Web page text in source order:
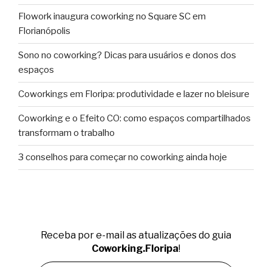
Flowork inaugura coworking no Square SC em
Florianópolis
Sono no coworking? Dicas para usuários e donos dos
espaços
Coworkings em Floripa: produtividade e lazer no bleisure
Coworking e o Efeito CO: como espaços compartilhados
transformam o trabalho
3 conselhos para começar no coworking ainda hoje
Receba por e-mail as atualizações do guia
Coworking.Floripa!